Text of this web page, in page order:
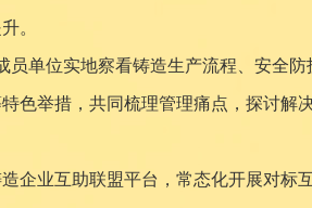
。
员单位实地察看铸造生产流程、安全防
色举措，共同梳理管理痛点，探讨解
企业互助联盟平台，常态化开展对标互